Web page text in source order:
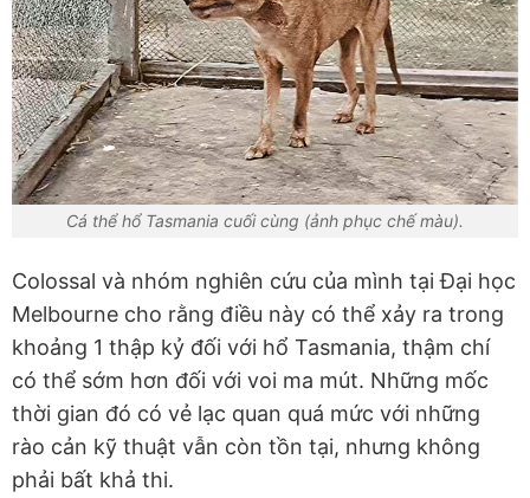
Cá thể hổ Tasmania cuối cùng (ảnh phục chế màu).
Colossal và nhóm nghiên cứu của mình tại Đại học
Melbourne cho rằng điều này có thể xảy ra trong
khoảng 1 thập kỷ đối với hổ Tasmania, thậm chí
có thể sớm hơn đối với voi ma mút. Những mốc
thời gian đó có vẻ lạc quan quá mức với những
rào cản kỹ thuật vẫn còn tồn tại, nhưng không
phải bất khả thi.